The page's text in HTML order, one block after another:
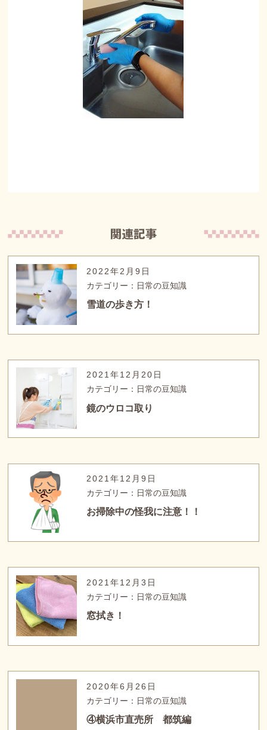
2022年2月9日
カテゴリー：日常の豆知識
雪道の歩き方！
2021年12月20日
カテゴリー：日常の豆知識
鏡のウロコ取り
2021年12月9日
カテゴリー：日常の豆知識
お掃除中の怪我に注意！！
2021年12月3日
カテゴリー：日常の豆知識
窓拭き！
2020年6月26日
カテゴリー：日常の豆知識
④横浜市直売所 都筑編